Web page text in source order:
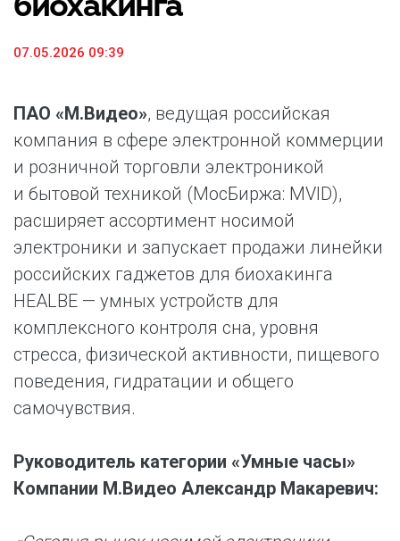
07.05.2026 09:39
ПАО «М.Видео», ведущая российская
компания в сфере электронной коммерции
и розничной торговли электроникой
и бытовой техникой (МосБиржа: MVID),
расширяет ассортимент носимой
электроники и запускает продажи линейки
российских гаджетов для биохакинга
HEALBE — умных устройств для
комплексного контроля сна, уровня
стресса, физической активности, пищевого
поведения, гидратации и общего
самочувствия.
Руководитель категории «Умные часы»
Компании М.Видео Александр Макаревич: